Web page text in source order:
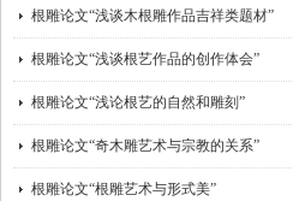
根雕论文“浅谈木根雕作品吉祥类题材”
根雕论文“浅谈根艺作品的创作体会”
根雕论文“浅论根艺的自然和雕刻”
根雕论文“奇木雕艺术与宗教的关系”
根雕论文“根雕艺术与形式美”